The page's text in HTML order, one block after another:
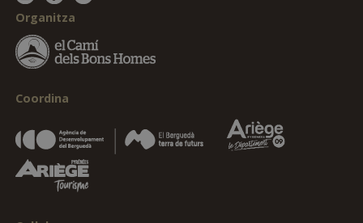
Organitza
Coordina